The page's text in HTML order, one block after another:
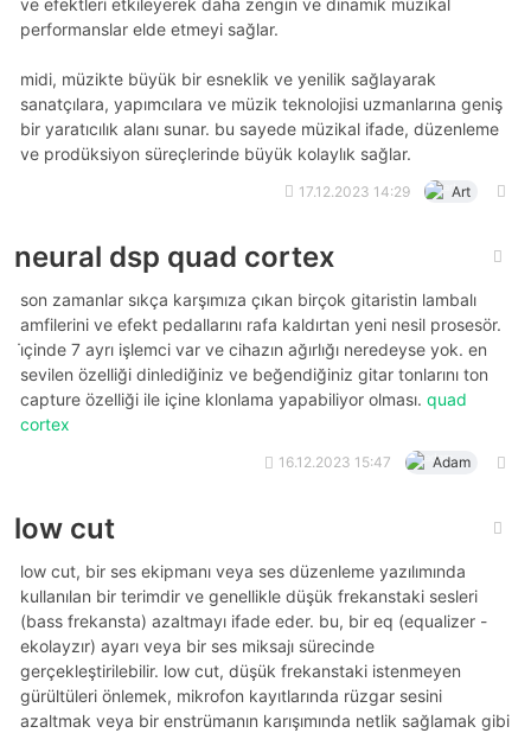
performanslar elde etmeyi sağlar.
midi, müzikte büyük bir esneklik ve yenilik sağlayarak
sanatçılara, yapımcılara ve müzik teknolojisi uzmanlarına geniş
bir yaratıcılık alanı sunar. bu sayede müzikal ifade, düzenleme
ve prodüksiyon süreçlerinde büyük kolaylık sağlar.
17.12.2023 14:29 Art
neural dsp quad cortex
son zamanlar sıkça karşımıza çıkan birçok gitaristin lambalı
amfilerini ve efekt pedallarını rafa kaldırtan yeni nesil prosesör.
i̇çinde 7 ayrı işlemci var ve cihazın ağırlığı neredeyse yok. en
sevilen özelliği dinlediğiniz ve beğendiğiniz gitar tonlarını ton
capture özelliği ile içine klonlama yapabiliyor olması. quad
cortex
16.12.2023 15:47 Adam
low cut
low cut, bir ses ekipmanı veya ses düzenleme yazılımında
kullanılan bir terimdir ve genellikle düşük frekanstaki sesleri
(bass frekansta) azaltmayı ifade eder. bu, bir eq (equalizer -
ekolayzır) ayarı veya bir ses miksajı sürecinde
gerçekleştirilebilir. low cut, düşük frekanstaki istenmeyen
gürültüleri önlemek, mikrofon kayıtlarında rüzgar sesini
azaltmak veya bir enstrümanın karışımında netlik sağlamak gibi